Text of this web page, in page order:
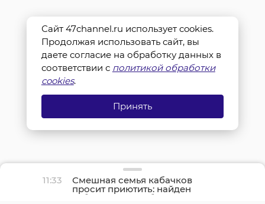
11:33 Смешная семья кабачков
просит приютить: найден
забавный способ
Сайт 47channel.ru использует cookies.
Продолжая использовать сайт, вы
даете согласие на обработку данных в
соответствии с политикой обработки
cookies.
Принять